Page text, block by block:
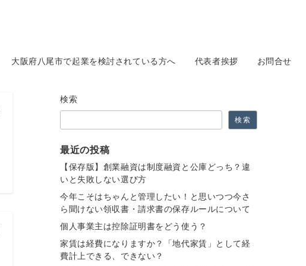
大阪府八尾市で起業を検討されている方へ 代表者挨拶 お問合せ
検索
検索
最近の投稿
【保存版】創業融資は制度融資と公庫どっち？違
いと失敗しない選び方
今年こそはちゃんと管理したい！と思いつつ今さ
ら聞けない領収書・請求書の保存ルールについて
個人事業主は控除証明書をどう使う？
家賃は経費になりますか？「地代家賃」として経
費計上できる、できない？